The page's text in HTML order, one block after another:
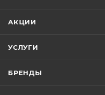
АКЦИИ
УСЛУГИ
БРЕНДЫ